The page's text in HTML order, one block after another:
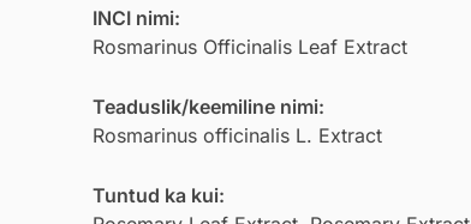
INCI nimi:
Rosmarinus Officinalis Leaf Extract
Teaduslik/keemiline nimi:
Rosmarinus officinalis L. Extract
Tuntud ka kui: